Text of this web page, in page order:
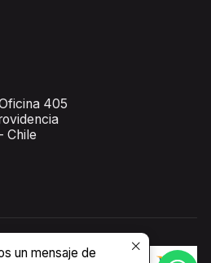
405
Chile
un mensaje de